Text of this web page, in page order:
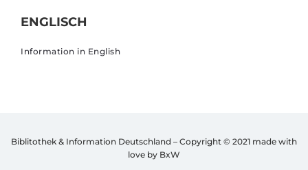
ENGLISCH
Information in English
Biblitothek & Information Deutschland – Copyright © 2021 made with
love by BxW